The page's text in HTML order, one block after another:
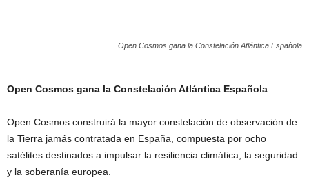
Open Cosmos gana la Constelación Atlántica Española
Open Cosmos gana la Constelación Atlántica Española
Open Cosmos construirá la mayor constelación de observación de
la Tierra jamás contratada en España, compuesta por ocho
satélites destinados a impulsar la resiliencia climática, la seguridad
y la soberanía europea.